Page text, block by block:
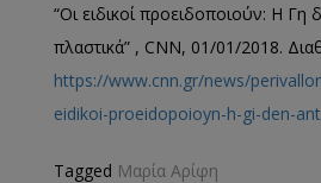
“Οι ειδικοί προειδοποιούν: Η Γη
πλαστικά” , CNN, 01/01/2018.
https://www.cnn.gr/news/
eidikoi-proeidopoioyn-h-gi-den-
Tagged Μαρία Αρίφη